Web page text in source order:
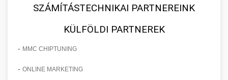
SZÁMÍTÁSTECHNIKAI PARTNEREINK
KÜLFÖLDI PARTNEREK
- MMC CHIPTUNING
- ONLINE MARKETING